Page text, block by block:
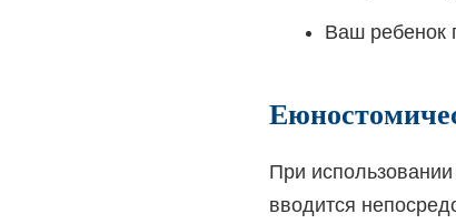
Ваш ребенок
При
вводится